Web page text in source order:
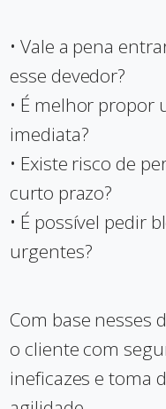
• Vale a pena
esse devedor?
• É melhor propor
imediata?
• Existe risco de
curto prazo?
• É possível pedir
urgentes?
Com base nesses
o cliente com
ineficazes e toma